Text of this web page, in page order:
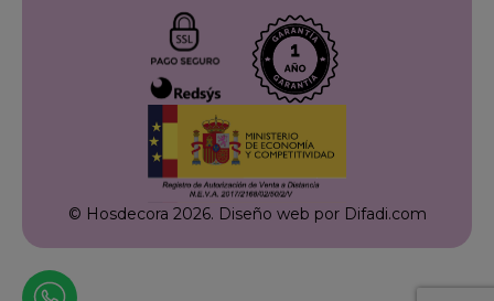
© Hosdecora 2026. Diseño web por Difadi.com